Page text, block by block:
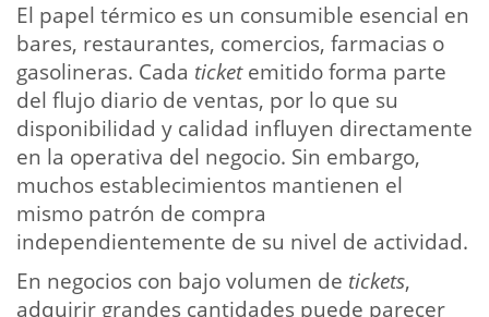
El papel térmico es un consumible esencial en
bares, restaurantes, comercios, farmacias o
gasolineras. Cada ticketemitido forma parte
del flujo diario de ventas, por lo que su
disponibilidad y calidad influyen directamente
en la operativa del negocio. Sin embargo,
muchos establecimientos mantienen el
mismo patrón de compra
independientemente de su nivel de actividad.
En negocios con bajo volumen de tickets,
adquirir grandes cantidades puede parecer